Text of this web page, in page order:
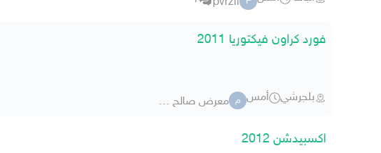
فورد كراون فيكتوريا 2011
بلجرشي أمس م معرض صالح صحفان ببلجرشي
اكسبيدشن 2012